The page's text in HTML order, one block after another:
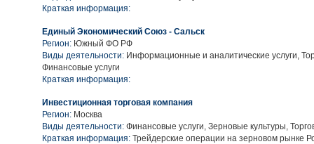
Краткая информация:
Единый Экономический Союз - Сальск
Регион: Южный ФО РФ
Виды деятельности: Информационные и аналитические услуги,
Финансовые услуги
Краткая информация:
Инвестиционная торговая компания
Регион: Москва
Виды деятельности: Финансовые услуги, Зерновые культуры,
Краткая информация: Трейдерские операции на зерновом рынке